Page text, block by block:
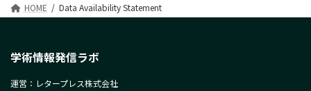
HOME Data Availability Statement
学術情報発信ラボ
運営：レタープレス株式会社